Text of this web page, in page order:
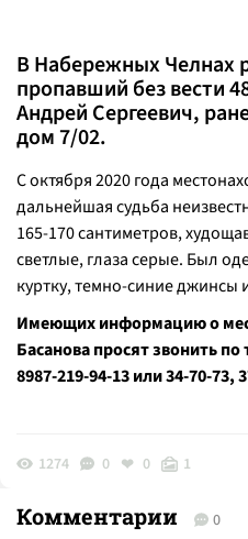
В Набережных Челнах
пропавший без вести
Андрей Сергеевич,
дом 7/02.
С октября 2020 года
дальнейшая судьба
165-170 сантиметров,
светлые, глаза серые. Был
куртку, темно-синие джинсы
Имеющих информацию о
Басанова просят звонить
8987-219-94-13 или 34-70-73,
1274 0 0 1
Комментарии 0